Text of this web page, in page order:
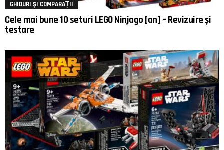
GHIDURI ȘI COMPARAȚII
Cele mai bune 10 seturi LEGO Ninjago [an] – Revizuire și
testare